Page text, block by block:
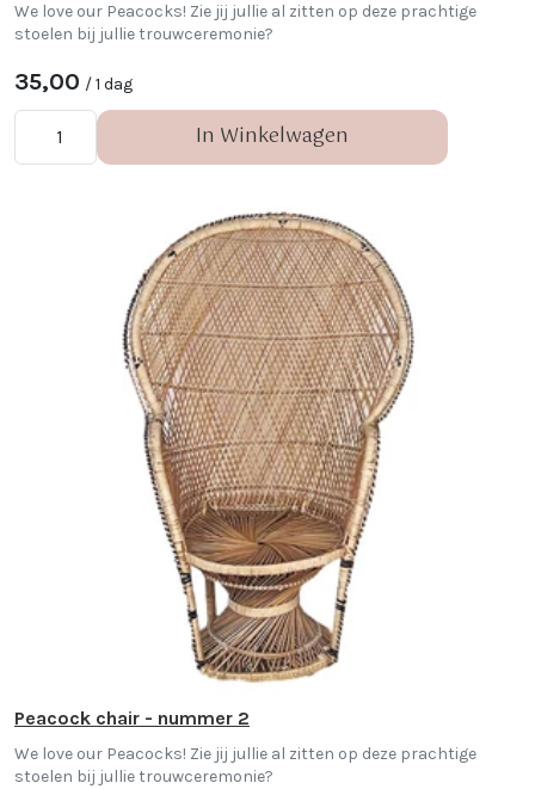
We love our Peacocks! Zie jij jullie al zitten op deze prachtige
stoelen bij jullie trouwceremonie?
35,00 / 1 dag
In Winkelwagen
Peacock chair - nummer 2
We love our Peacocks! Zie jij jullie al zitten op deze prachtige
stoelen bij jullie trouwceremonie?